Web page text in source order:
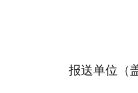
报送单位（